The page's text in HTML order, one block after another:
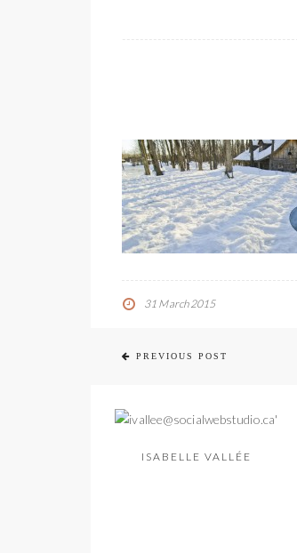
31 March 2015
PREVIOUS POST
ISABELLE VALLÉE